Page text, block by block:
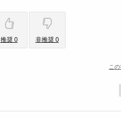
推奨 0 非推奨 0
こ